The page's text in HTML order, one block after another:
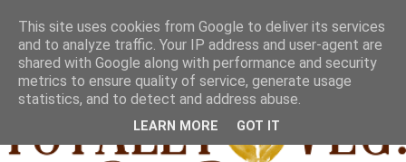
This site uses cookies from Google to deliver its services
and to analyze traffic. Your IP address and user-agent are
shared with Google along with performance and security
metrics to ensure quality of service, generate usage
statistics, and to detect and address abuse.
LEARN MORE GOT IT